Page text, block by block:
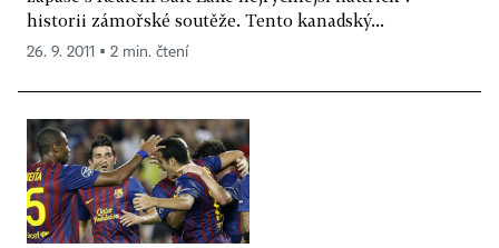
historii zámořské soutěže. Tento kanadský...
26. 9. 2011 ▪ 2 min. čtení